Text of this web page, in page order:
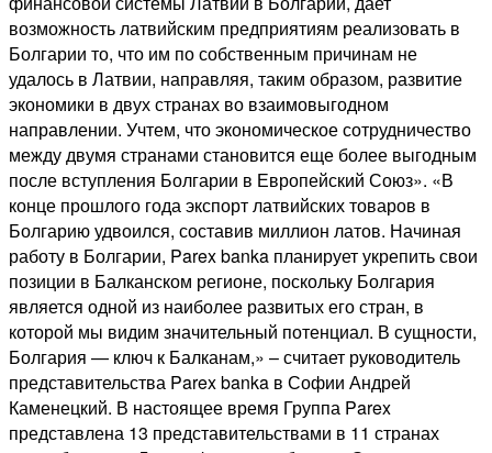
возможность латвийским предприятиям реализовать в
Болгарии то, что им по собственным причинам не
удалось в Латвии, направляя, таким образом, развитие
экономики в двух странах во взаимовыгодном
направлении. Учтем, что экономическое сотрудничество
между двумя странами становится еще более выгодным
после вступления Болгарии в Европейский Союз». «В
конце прошлого года экспорт латвийских товаров в
Болгарию удвоился, составив миллион латов. Начиная
работу в Болгарии, Parex banka планирует укрепить свои
позиции в Балканском регионе, поскольку Болгария
является одной из наиболее развитых его стран, в
которой мы видим значительный потенциал. В сущности,
Болгария — ключ к Балканам,» – считает руководитель
представительства Parex banka в Софии Андрей
Каменецкий. В настоящее время Группа Parex
представлена 13 представительствами в 11 странах